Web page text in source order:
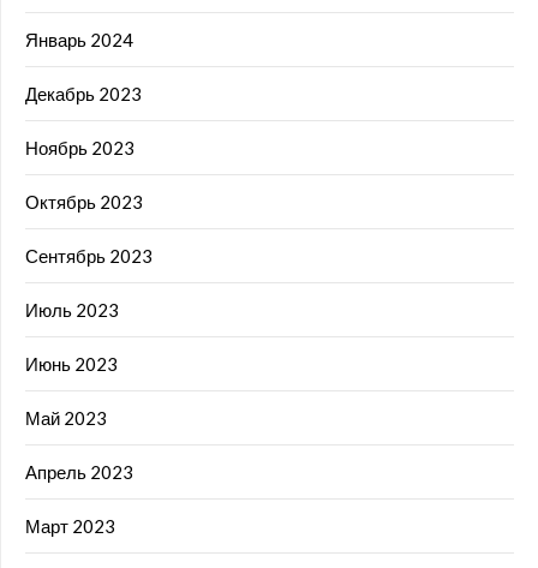
Январь 2024
Декабрь 2023
Ноябрь 2023
Октябрь 2023
Сентябрь 2023
Июль 2023
Июнь 2023
Май 2023
Апрель 2023
Март 2023